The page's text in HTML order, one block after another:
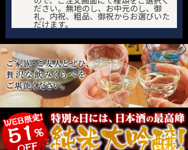
ださい。無地のし、お中元のし、御
礼、内祝、粗品、御祝からお選びいた
だけます。